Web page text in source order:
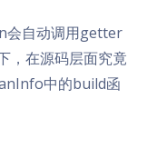
会自动调用getter
，在源码层面究竟
中的build函